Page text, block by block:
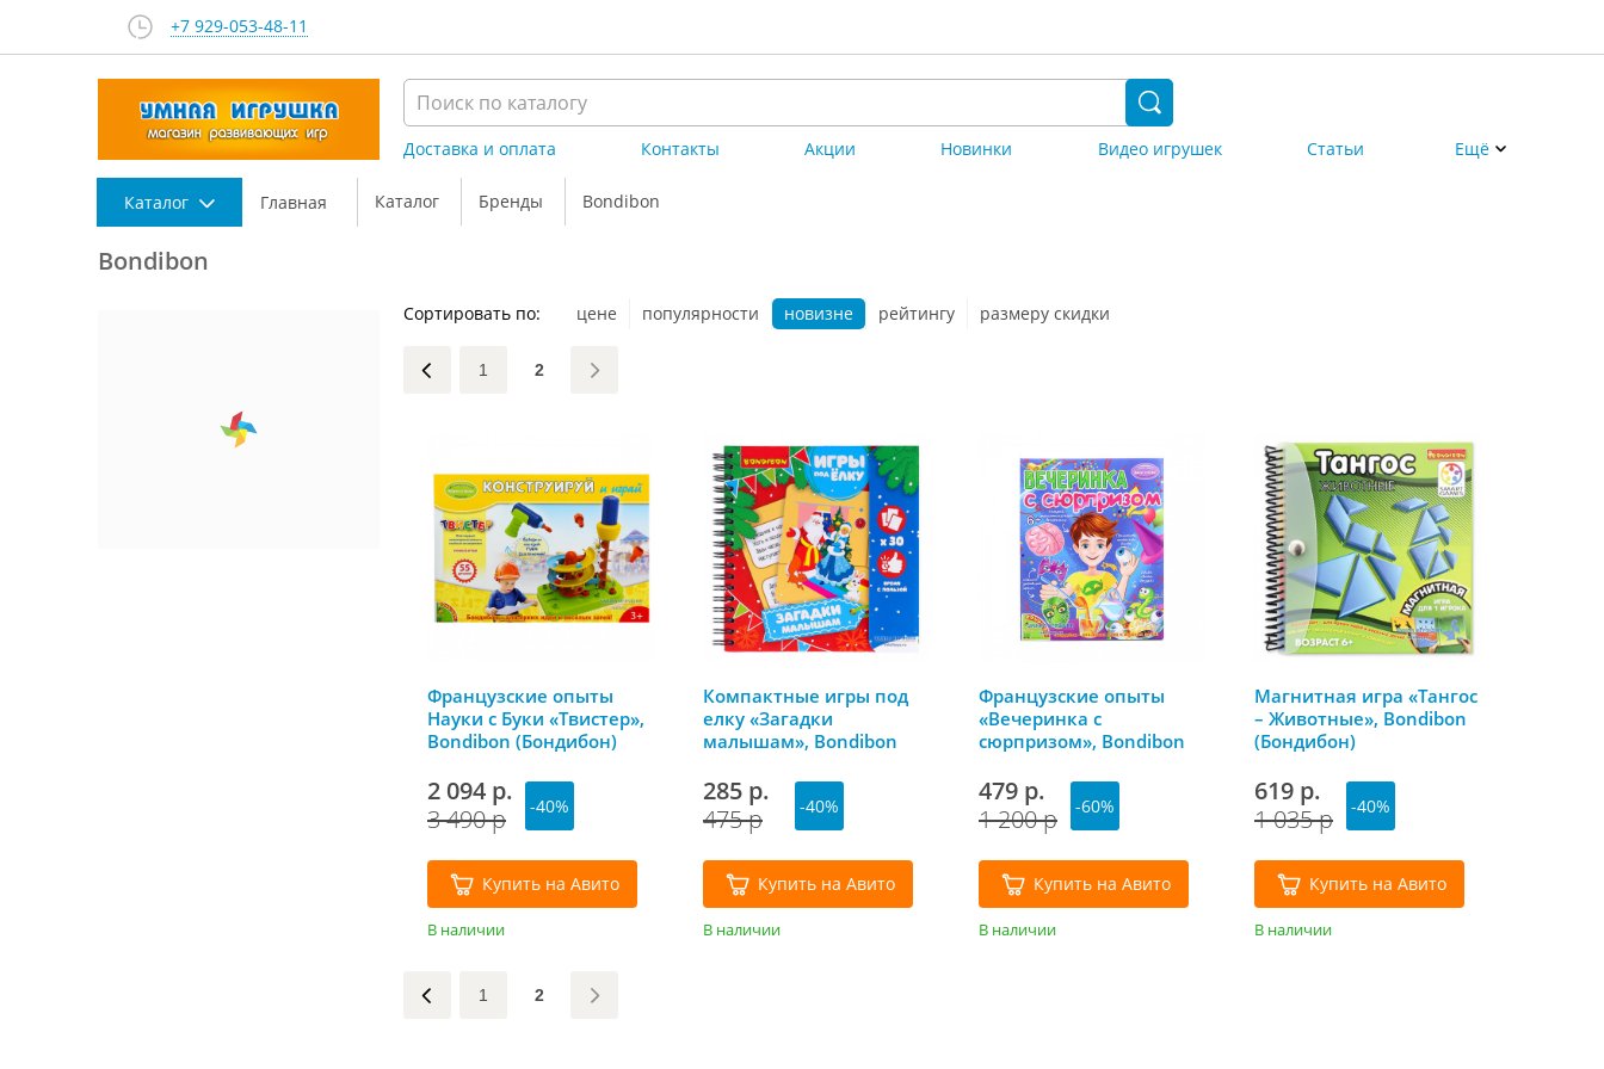
+7 929-053-48-11
Доставка и оплата Контакты Акции Новинки Видео игрушек Статьи Ещё
Каталог Главная Каталог Бренды Bondibon
Bondibon
Сортировать по: цене популярности новизне рейтингу размеру скидки
1 2
Французские опыты
Науки с Буки «Твистер»,
Bondibon (Бондибон)
2 094 р.
3 490 р
-40%
Купить на Авито
В наличии
Компактные игры под
елку «Загадки
малышам», Bondibon
285 р.
475 р
-40%
Купить на Авито
В наличии
Французские опыты
«Вечеринка с
сюрпризом», Bondibon
479 р.
1 200 р
-60%
Купить на Авито
В наличии
Магнитная игра «Тангос
– Животные», Bondibon
(Бондибон)
619 р.
1 035 р
-40%
Купить на Авито
В наличии
1 2